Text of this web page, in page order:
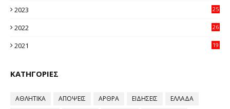
2023
25
2022
26
2021
19
ΚΑΤΗΓΟΡΙΕΣ
ΑΘΛΗΤΙΚΑ ΑΠΟΨΕΙΣ ΑΡΘΡΑ ΕΙΔΗΣΕΙΣ
ΕΛΛΑΔΑ